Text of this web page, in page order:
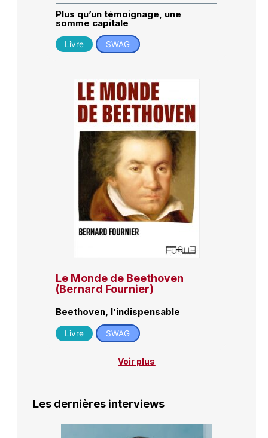
Plus qu’un témoignage, une
somme capitale
Livre SWAG
Le Monde de Beethoven
(Bernard Fournier)
Beethoven, l’indispensable
Livre SWAG
Voir plus
Les dernières interviews